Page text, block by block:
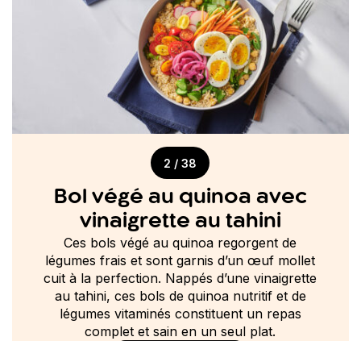
2 / 38
Bol végé au quinoa avec
vinaigrette au tahini
Ces bols végé au quinoa regorgent de
légumes frais et sont garnis d’un œuf mollet
cuit à la perfection. Nappés d’une vinaigrette
au tahini, ces bols de quinoa nutritif et de
légumes vitaminés constituent un repas
complet et sain en un seul plat.